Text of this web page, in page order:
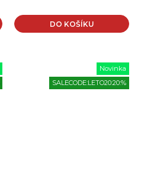
DO KOŠÍKU
Novinka
SALECODE:LETO20:20:%